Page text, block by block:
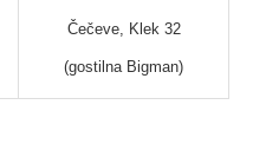
Čečeve, Klek 32
(gostilna Bigman)